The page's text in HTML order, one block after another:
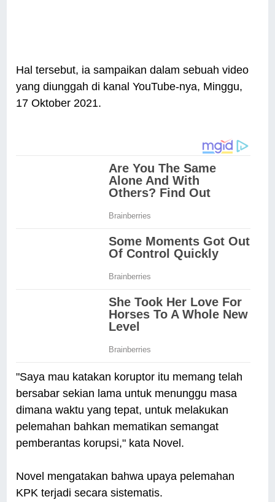
Hal tersebut, ia sampaikan dalam sebuah video
yang diunggah di kanal YouTube-nya, Minggu,
17 Oktober 2021.
"Saya mau katakan koruptor itu memang telah
bersabar sekian lama untuk menunggu masa
dimana waktu yang tepat, untuk melakukan
pelemahan bahkan mematikan semangat
pemberantas korupsi," kata Novel.
Novel mengatakan bahwa upaya pelemahan
KPK terjadi secara sistematis.